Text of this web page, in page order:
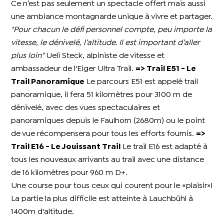
Ce n’est pas seulement un spectacle offert mais aussi
une ambiance montagnarde unique à vivre et partager.
"Pour chacun le défi personnel compte, peu importe la
vitesse, le dénivelé, l’altitude. Il est important d’aller
plus loin"Ueli Steck, alpiniste de vitesse et
ambassadeur de l'Eiger Ultra Trail. => Trail E51 - Le
Trail Panoramique
Le parcours E51 est appelé trail
panoramique, il fera 51 kilomètres pour 3100 m de
dénivelé, avec des vues spectaculaires et
panoramiques depuis le Faulhorn (2680m) ou le point
de vue récompensera pour tous les efforts fournis. =>
Trail E16 - Le Jouissant Trail
Le trail E16 est adapté à
tous les nouveaux arrivants au trail avec une distance
de 16 kilomètres pour 960 m D+.
Une course pour tous ceux qui courent pour le «plaisir»!
La partie la plus difficile est atteinte à Lauchbühl à
1400m d'altitude.